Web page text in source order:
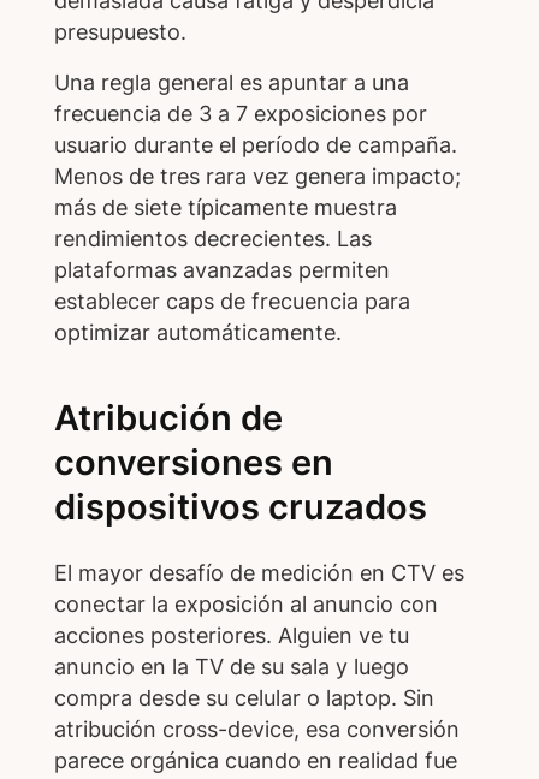
presupuesto.
Una regla general es apuntar a una
frecuencia de 3 a 7 exposiciones por
usuario durante el período de campaña.
Menos de tres rara vez genera impacto;
más de siete típicamente muestra
rendimientos decrecientes. Las
plataformas avanzadas permiten
establecer caps de frecuencia para
optimizar automáticamente.
Atribución de
conversiones en
dispositivos cruzados
El mayor desafío de medición en CTV es
conectar la exposición al anuncio con
acciones posteriores. Alguien ve tu
anuncio en la TV de su sala y luego
compra desde su celular o laptop. Sin
atribución cross-device, esa conversión
parece orgánica cuando en realidad fue